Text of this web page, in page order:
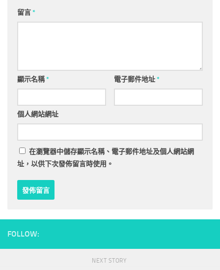
留言*
顯示名稱* 電子郵件地址*
個人網站網址
在瀏覽器中儲存顯示名稱、電子郵件地址及個人網站網
址，以供下次發佈留言時使用。
FOLLOW:
NEXT STORY